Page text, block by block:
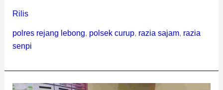
Rilis
polres rejang lebong, polsek curup, razia sajam, razia
senpi